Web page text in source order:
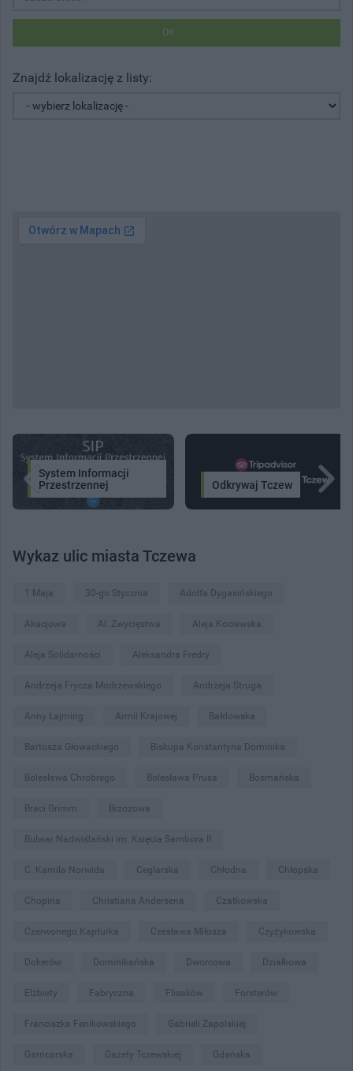
OK
Znajdź lokalizację z listy:
System Informacji
Przestrzennej
Odkrywaj Tczew
Wykaz ulic miasta Tczewa
1 Maja 30-go Stycznia Adolfa Dygasińskiego
Akacjowa Al. Zwycięstwa Aleja Kociewska
Aleja Solidarności Aleksandra Fredry
Andrzeja Frycza Modrzewskiego Andrzeja Struga
Anny Łajming Armii Krajowej Bałdowska
Bartosza Głowackiego Biskupa Konstantyna Dominika
Bolesława Chrobrego Bolesława Prusa Bosmańska
Braci Grimm Brzozowa
Bulwar Nadwiślański im. Księcia Sambora II
C. Kamila Norwida Ceglarska Chłodna Chłopska
Chopina Christiana Andersena Czatkowska
Czerwonego Kapturka Czesława Miłosza Czyżykowska
Dokerów Dominikańska Dworcowa Działkowa
Elżbiety Fabryczna Flisaków Forsterów
Franciszka Fenikowskiego Gabrieli Zapolskiej
Garncarska Gazety Tczewskiej Gdańska